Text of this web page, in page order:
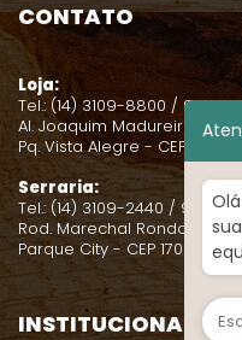
CONTATO
Loja:
Tel.: (14) 3109-8800 / 99131-
Al. Joaquim Madureira, 2-38
Pq. Vista Alegre - CEP 17021-
Serraria:
Tel.: (14) 3109-2440 / 99131-
Rod. Marechal Rondon, Km
Parque City - CEP 17021-080
INSTITUCIONAL